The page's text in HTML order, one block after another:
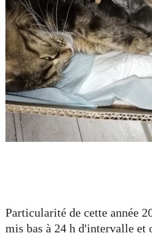
Particularité de cette année
mis bas à 24 h d'intervalle et